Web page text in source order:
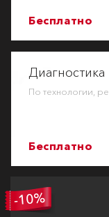
Бесплатно
Диагностика
По технологии,
Бесплатно